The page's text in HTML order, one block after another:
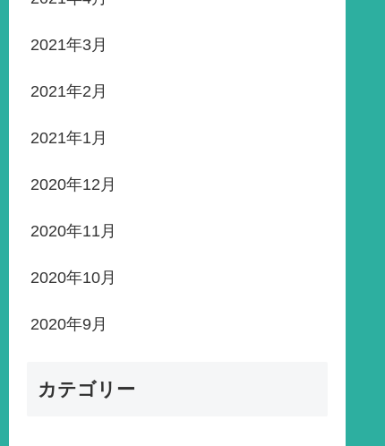
2021年3月
2021年2月
2021年1月
2020年12月
2020年11月
2020年10月
2020年9月
カテゴリー